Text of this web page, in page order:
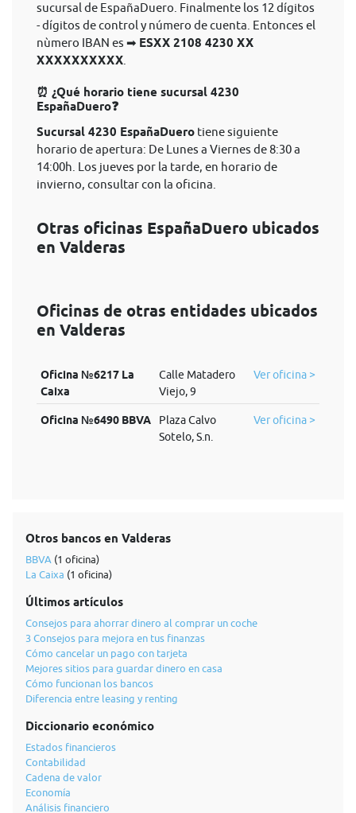
sucursal de EspañaDuero. Finalmente los 12 dígitos
- dígitos de control y número de cuenta. Entonces el
nùmero IBAN es ➡ ESXX 2108 4230 XX
XXXXXXXXXX
⏰ ¿Qué horario tiene sucursal 4230
EspañaDuero❓
Sucursal 4230 EspañaDuero tiene siguiente
horario de apertura: De Lunes a Viernes de 8:30 a
14:00h. Los jueves por la tarde, en horario de
invierno, consultar con la oficina.
Otras oficinas EspañaDuero ubicados
en Valderas
Oficinas de otras entidades ubicados
en Valderas
Oficina №6217 La
Caixa
Calle Matadero
Viejo, 9
Ver oficina >
Oficina №6490 BBVA
Plaza Calvo
Sotelo, S.n.
Ver oficina >
Otros bancos en Valderas
BBVA (1 oficina)
La Caixa (1 oficina)
Últimos artículos
Consejos para ahorrar dinero al comprar un coche
3 Consejos para mejora en tus finanzas
Cómo cancelar un pago con tarjeta
Mejores sitios para guardar dinero en casa
Cómo funcionan los bancos
Diferencia entre leasing y renting
Diccionario económico
Estados financieros
Contabilidad
Cadena de valor
Economía
Análisis financiero